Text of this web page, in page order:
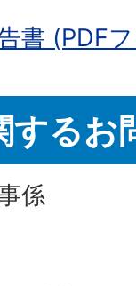
書 (PDF
するお
係